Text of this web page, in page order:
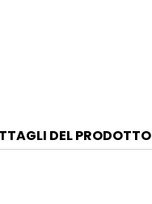
DEL PRODOTTO